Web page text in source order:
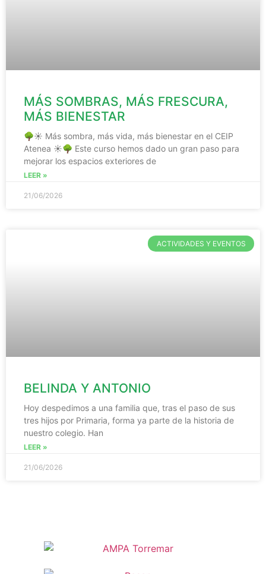
MÁS SOMBRAS, MÁS FRESCURA,
MÁS BIENESTAR
🌳☀️ Más sombra, más vida, más bienestar en el CEIP
Atenea ☀️🌳 Este curso hemos dado un gran paso para
mejorar los espacios exteriores de
LEER »
21/06/2026
ACTIVIDADES Y EVENTOS
BELINDA Y ANTONIO
Hoy despedimos a una familia que, tras el paso de sus
tres hijos por Primaria, forma ya parte de la historia de
nuestro colegio. Han
LEER »
21/06/2026